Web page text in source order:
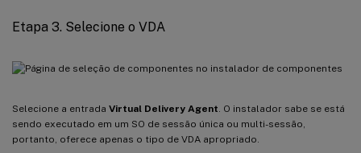
Etapa 3. Selecione o VDA
Selecione a entrada Virtual Delivery Agent . O instalador sabe se está
sendo executado em um SO de sessão única ou multi-sessão,
portanto, oferece apenas o tipo de VDA apropriado.